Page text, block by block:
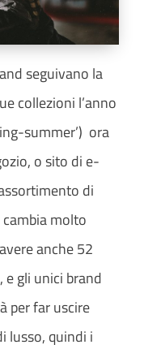
seguivano la
collezioni l’anno
summer’) ora
o sito di e-
di
molto
anche 52
gli unici brand
per far uscire
lusso, quindi i